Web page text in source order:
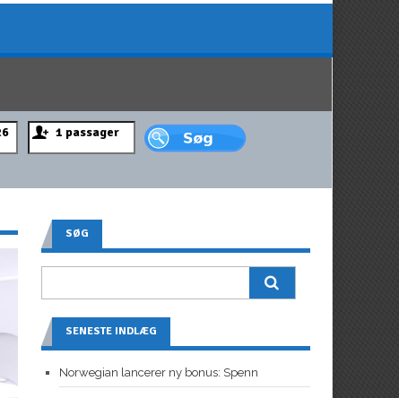
SØG
SENESTE INDLÆG
Norwegian lancerer ny bonus: Spenn